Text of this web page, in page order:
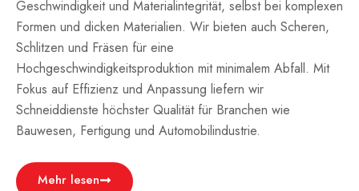
Geschwindigkeit und Materialintegrität, selbst bei komplexen
Formen und dicken Materialien. Wir bieten auch Scheren,
Schlitzen und Fräsen für eine
Hochgeschwindigkeitsproduktion mit minimalem Abfall. Mit
Fokus auf Effizienz und Anpassung liefern wir
Schneiddienste höchster Qualität für Branchen wie
Bauwesen, Fertigung und Automobilindustrie.
Mehr lesen